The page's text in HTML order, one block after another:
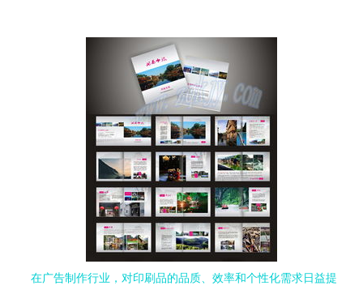
在广告制作行业，对印刷品的品质、效率和个性化需求日益提